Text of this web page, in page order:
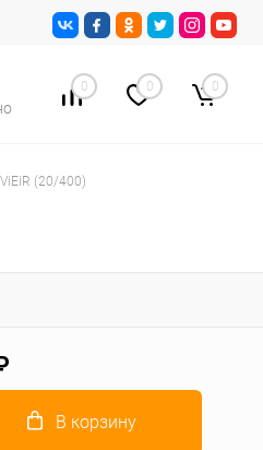
0 0 0
(20/400)
В корзину